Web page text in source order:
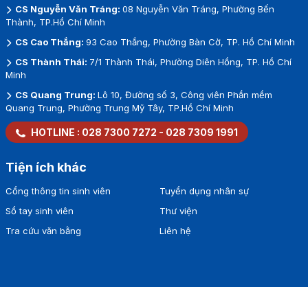
CS Nguyễn Văn Tráng: 08 Nguyễn Văn Tráng, Phường Bến
Thành, TP.Hồ Chí Minh
CS Cao Thắng: 93 Cao Thắng, Phường Bàn Cờ, TP. Hồ Chí Minh
CS Thành Thái: 7/1 Thành Thái, Phường Diên Hồng, TP. Hồ Chí
Minh
CS Quang Trung: Lô 10, Đường số 3, Công viên Phần mềm
Quang Trung, Phường Trung Mỹ Tây, TP.Hồ Chí Minh
HOTLINE : 028 7300 7272 - 028 7309 1991
Tiện ích khác
Cổng thông tin sinh viên
Sổ tay sinh viên
Tra cứu văn bằng
Tuyển dụng nhân sự
Thư viện
Liên hệ